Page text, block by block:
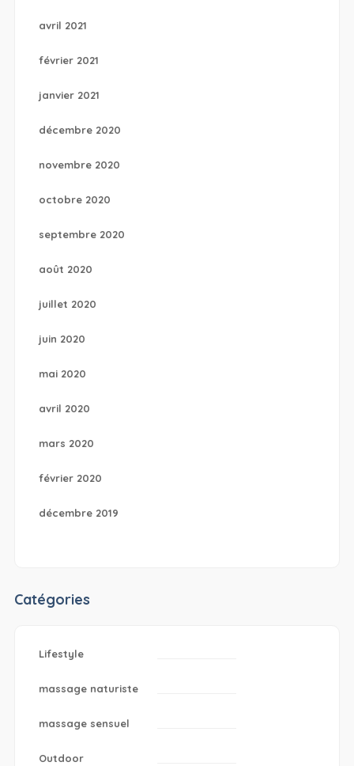
avril 2021
février 2021
janvier 2021
décembre 2020
novembre 2020
octobre 2020
septembre 2020
août 2020
juillet 2020
juin 2020
mai 2020
avril 2020
mars 2020
février 2020
décembre 2019
Catégories
Lifestyle
massage naturiste
massage sensuel
Outdoor